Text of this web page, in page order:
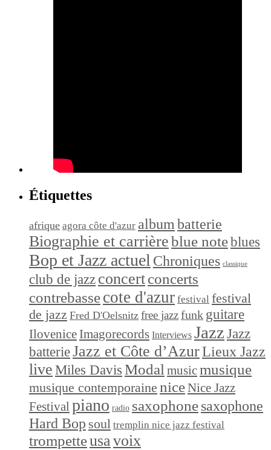
Étiquettes
afrique agora côte d'azur album batterie
Biographie et carrièreblue noteblues
Bop et Jazz actuel Chroniques classique
club de jazz concertconcerts
contrebassecote d'azur festival festival
de jazz Fred D'Oelsnitz free jazzfunk guitare
Ilovenice Imagorecords Interviews Jazz Jazz
batterieJazz et Côte d’AzurLieux Jazz
live Miles Davis Modal musicmusique
musique contemporaine niceNice Jazz
Festivalpiano radio saxophonesaxophone
Hard Bop soul tremplin nice jazz festival
trompetteusavoix